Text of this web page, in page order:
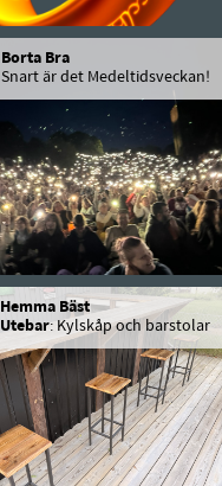
Borta Bra
Snart är det Medeltidsveckan!
Hemma Bäst
Utebar: Kylskåp och barstolar